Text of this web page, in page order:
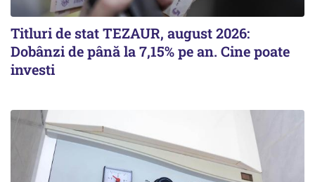
Titluri de stat TEZAUR, august 2026:
Dobânzi de până la 7,15% pe an. Cine poate
investi